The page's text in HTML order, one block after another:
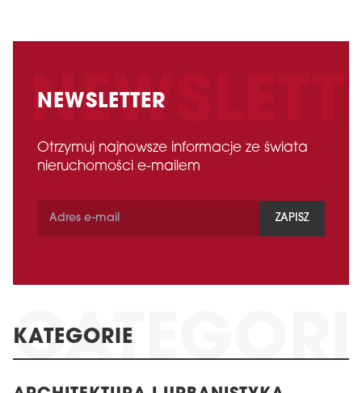
NEWSLETTER
Otrzymuj najnowsze informacje ze świata
nieruchomości e-mailem
ZAPISZ
KATEGORIE